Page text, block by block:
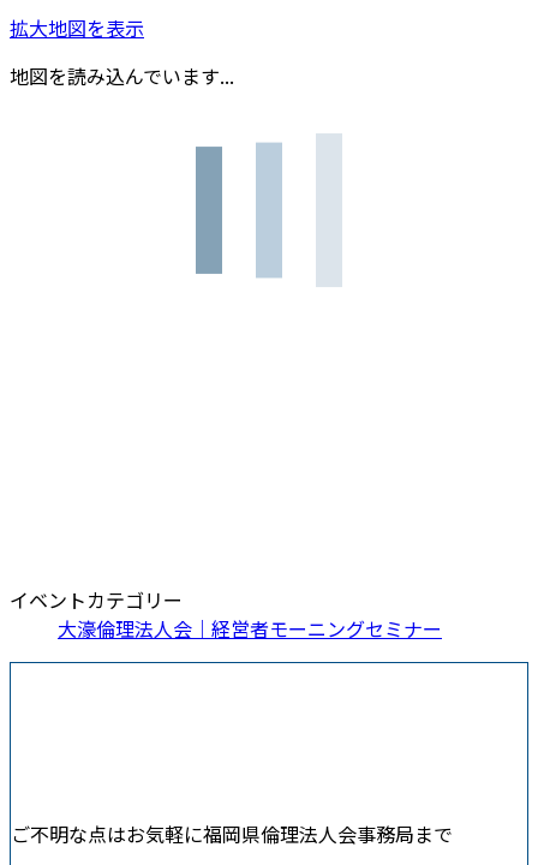
拡大地図を表示
地図を読み込んでいます...
イベントカテゴリー
大濠倫理法人会｜経営者モーニングセミナー
ご不明な点はお気軽に福岡県倫理法人会事務局まで